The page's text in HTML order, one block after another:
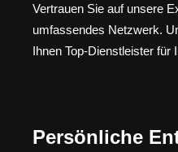
Vertrauen Sie auf unsere
umfassendes Netzwerk.
Ihnen Top-Dienstleister für
Persönliche